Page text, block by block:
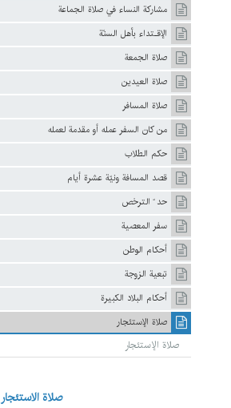
مشاركة النساء في صلاة الجماعة
الإقـتداء بأهل السنّة
صلاة الجمعة
صلاة العيدين
صلاة المسافر
من كان السفر عمله أو مقدمة لعمله
حكم الطلاب
قصد المسافة ونيّة عشرة أيام
حد ّ الترخص
سفر المعصية
أحكام الوطن
تبعية الزوجة
أحكام البلاد الكبيرة
صلاة الإستئجار
صلاة الإستئجار
صلاة الاستئجار